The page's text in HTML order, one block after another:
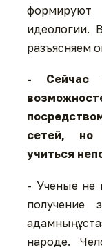
идеологии.
разъясняем
- Сейчас
сетей, но
учиться
- Ученые не
получение
адамның
народе.